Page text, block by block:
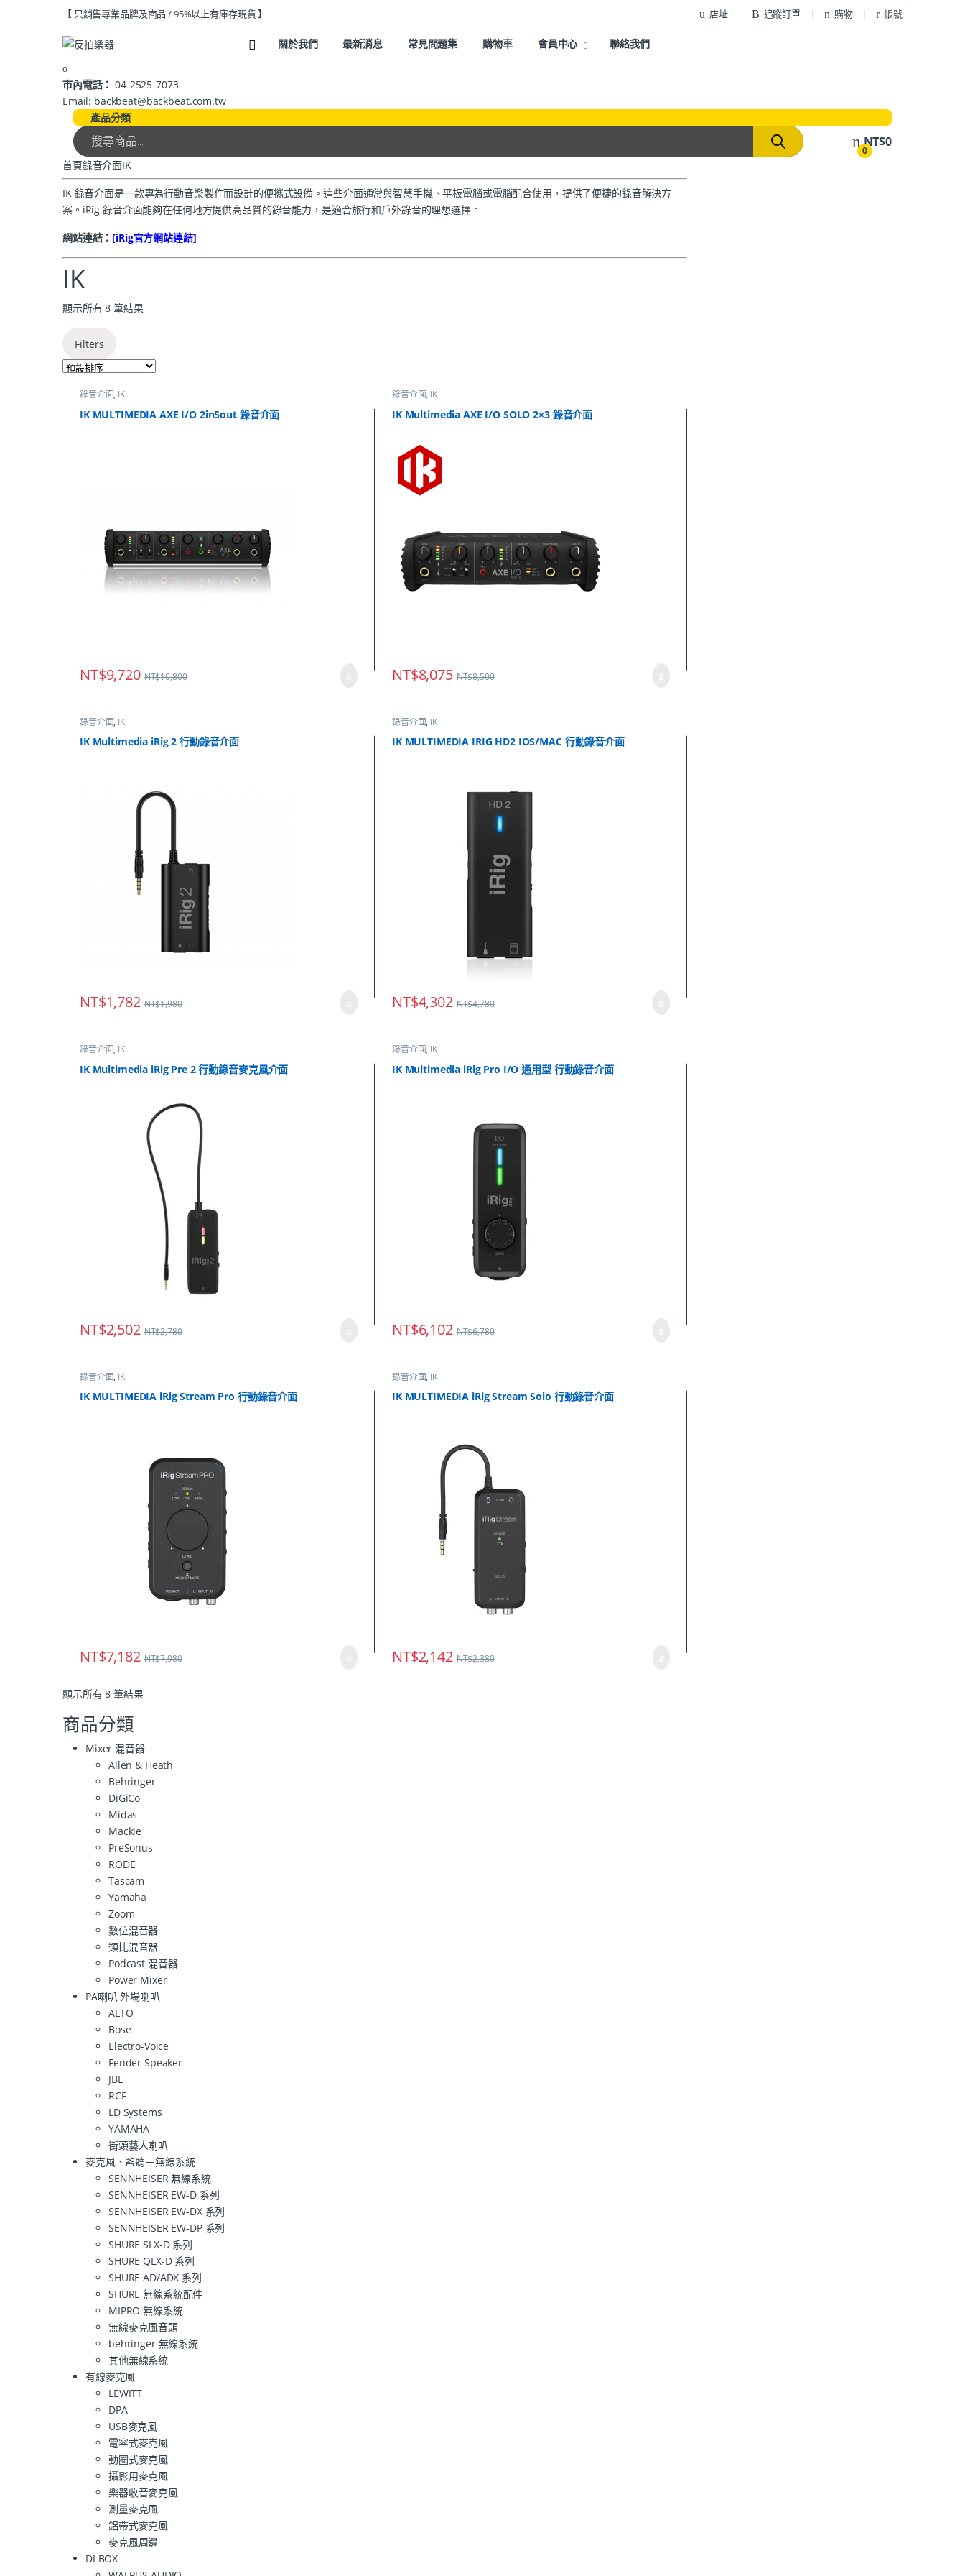
【 只銷售專業品牌及商品 / 95%以上有庫存現貨 】 店址 追蹤訂單 購物 帳號
關於我們 最新消息 常見問題集 購物車 會員中心 聯絡我們
市內電話： 04-2525-7073
Email: backbeat@backbeat.com.tw
產品分類
0
NT$0
首頁錄音介面IK
IK 錄音介面是一款專為行動音樂製作而設計的便攜式設備。這些介面通常與智慧手機、平板電腦或電腦配合使用，提供了便捷的錄音解決方
案。iRig 錄音介面能夠在任何地方提供高品質的錄音能力，是適合旅行和戶外錄音的理想選擇。
網站連結： [iRig官方網站連結]
IK
顯示所有 8 筆結果
Filters
錄音介面, IK
IK MULTIMEDIA AXE I/O 2in5out 錄音介面
NT$9,720 NT$10,800
錄音介面, IK
IK Multimedia AXE I/O SOLO 2×3 錄音介面
NT$8,075 NT$8,500
錄音介面, IK
IK Multimedia iRig 2 行動錄音介面
NT$1,782 NT$1,980
錄音介面, IK
IK MULTIMEDIA IRIG HD2 IOS/MAC 行動錄音介面
NT$4,302 NT$4,780
錄音介面, IK
IK Multimedia iRig Pre 2 行動錄音麥克風介面
NT$2,502 NT$2,780
錄音介面, IK
IK Multimedia iRig Pro I/O 通用型 行動錄音介面
NT$6,102 NT$6,780
錄音介面, IK
IK MULTIMEDIA iRig Stream Pro 行動錄音介面
NT$7,182 NT$7,980
錄音介面, IK
IK MULTIMEDIA iRig Stream Solo 行動錄音介面
NT$2,142 NT$2,380
顯示所有 8 筆結果
商品分類
Mixer 混音器
Allen & Heath
Behringer
DiGiCo
Midas
Mackie
PreSonus
RODE
Tascam
Yamaha
Zoom
數位混音器
類比混音器
Podcast 混音器
Power Mixer
PA喇叭 外場喇叭
ALTO
Bose
Electro-Voice
Fender Speaker
JBL
RCF
LD Systems
YAMAHA
街頭藝人喇叭
麥克風、監聽－無線系統
SENNHEISER 無線系統
SENNHEISER EW-D 系列
SENNHEISER EW-DX 系列
SENNHEISER EW-DP 系列
SHURE SLX-D 系列
SHURE QLX-D 系列
SHURE AD/ADX 系列
SHURE 無線系統配件
MIPRO 無線系統
無線麥克風音頭
behringer 無線系統
其他無線系統
有線麥克風
LEWITT
DPA
USB麥克風
電容式麥克風
動圈式麥克風
攝影用麥克風
樂器收音麥克風
測量麥克風
鋁帶式麥克風
麥克風周邊
DI BOX